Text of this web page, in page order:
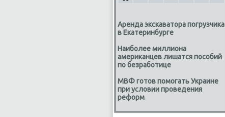
Аренда экскаватора погрузчика
в Екатеринбурге
Наиболее миллиона
американцев лишатся пособий
по безработице
МВФ готов помогать Украине
при условии проведения
реформ